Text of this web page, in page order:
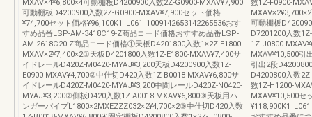
MXAV×4¥6,800×4可動棚板D4200900入数2Z-G0900-MXAV¥7,900
可動棚板D4200900入数2Z-G0900-MXAV¥7,900セット価格
¥74,700セット価格¥96,100K1_L061_1009142653142265536おす
すめ品番LSP-AM-3418C19-Z商品コード価格おすすめ品番LSP-
AM-2618C20-Z商品コード価格①天板D4201800入数1×2Z-E1800-
MXAV×2¥7,400×2①天板D4201800入数1Z-E1800-MXAV¥7,400サ
イドレールD420Z-M0420-MYAJ¥3,200天板D4200900入数1Z-
E0900-MXAV¥4,700②中仕切D420入数1Z-B0018-MXAV¥6,800サ
イドレールD420Z-M0420-MYAJ¥3,200中間レールD420Z-N0420-
MYAJ¥3,200②側板D420入数1Z-A0018-MXAV¥6,800③天板用ハ
ンガーパイプL1800×2MXEZZZ032×2¥4,700×2③中仕切D420入数
数1Z-F0900-
可動棚板
D7201200入数
1Z-J0800-
MXAV¥10,500引
引出2段
D4200800入数
数1Z-H1200-
MXAV¥10,500セ